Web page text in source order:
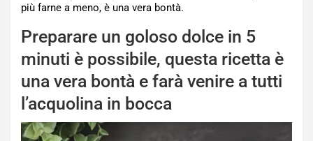
più farne a meno, è una vera bontà.
Preparare un goloso dolce in 5
minuti è possibile, questa ricetta è
una vera bontà e farà venire a tutti
l’acquolina in bocca